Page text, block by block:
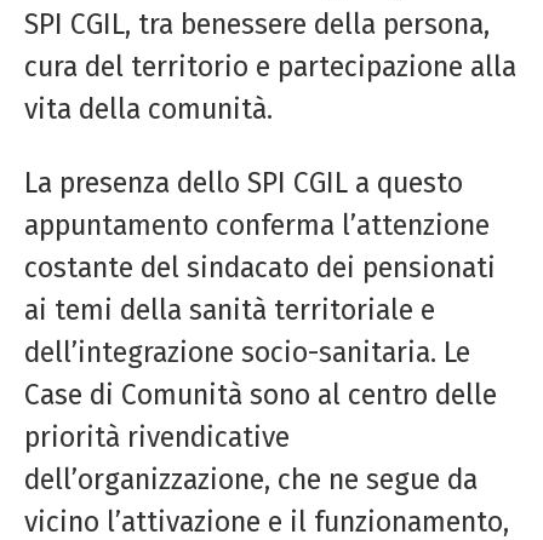
SPI CGIL, tra benessere della persona,
cura del territorio e partecipazione alla
vita della comunità.
La presenza dello SPI CGIL a questo
appuntamento conferma l’attenzione
costante del sindacato dei pensionati
ai temi della sanità territoriale e
dell’integrazione socio-sanitaria. Le
Case di Comunità sono al centro delle
priorità rivendicative
dell’organizzazione, che ne segue da
vicino l’attivazione e il funzionamento,